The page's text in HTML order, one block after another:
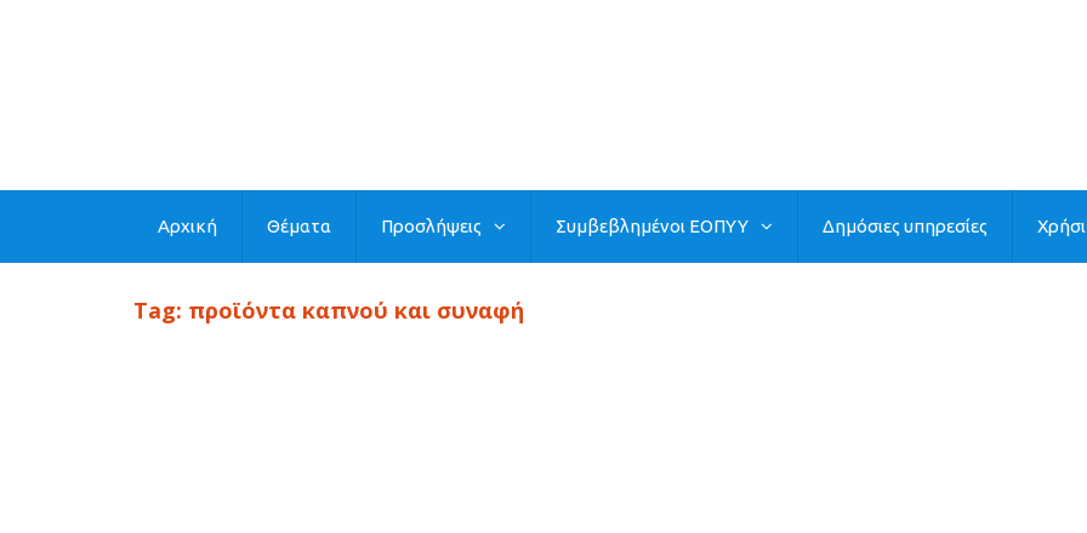
Αρχική Θέματα Προσλήψεις Συμβεβλημένοι ΕΟΠΥΥ Δημόσιες υπηρεσίες
Tag: προϊόντα καπνού και συναφή